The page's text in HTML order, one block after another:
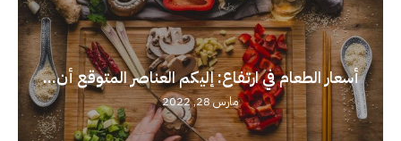
أسعار الطعام في ارتفاع: إليكم العناصر المتوقع أن...
مارس 28, 2022